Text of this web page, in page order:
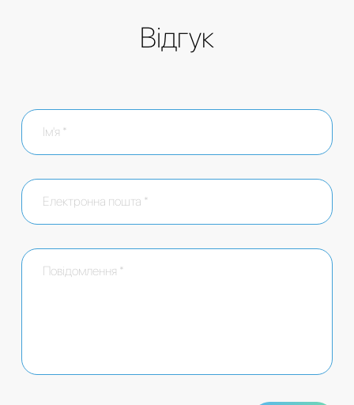
Відгук